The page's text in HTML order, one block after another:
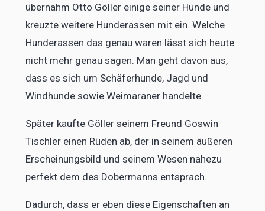
übernahm Otto Göller einige seiner Hunde und
kreuzte weitere Hunderassen mit ein. Welche
Hunderassen das genau waren lässt sich heute
nicht mehr genau sagen. Man geht davon aus,
dass es sich um Schäferhunde, Jagd und
Windhunde sowie Weimaraner handelte.
Später kaufte Göller seinem Freund Goswin
Tischler einen Rüden ab, der in seinem äußeren
Erscheinungsbild und seinem Wesen nahezu
perfekt dem des Dobermanns entsprach.
Dadurch, dass er eben diese Eigenschaften an